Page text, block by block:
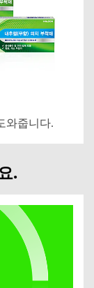
와줍니다.
.